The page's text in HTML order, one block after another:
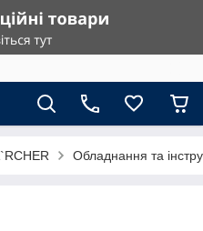
Обладнання та